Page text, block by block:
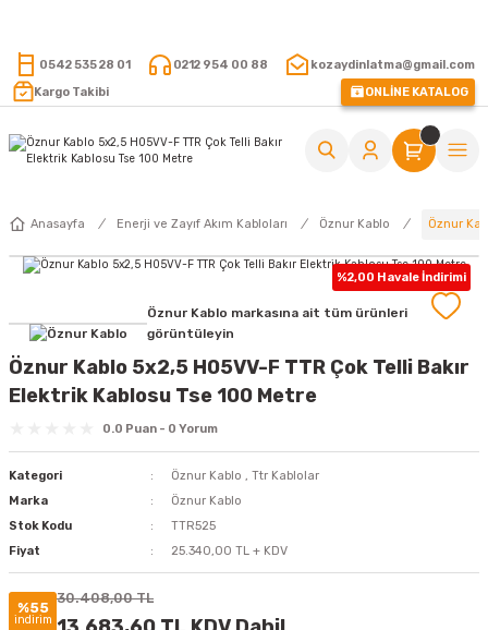
0542 535 28 01 0212 954 00 88
kozaydinlatma@gmail.com
Kargo Takibi
ONLİNE KATALOG
Anasayfa Enerji ve Zayıf Akım Kabloları Öznur Kablo Öznur
%2,00 Havale İndirimi
Öznur Kablo markasına ait tüm ürünleri
görüntüleyin
Öznur Kablo 5x2,5 H05VV-F TTR Çok Telli Bakır
Elektrik Kablosu Tse 100 Metre
0.0 Puan - 0 Yorum
Kategori Öznur Kablo , Ttr Kablolar
Marka
Öznur Kablo
Stok Kodu
TTR525
Fiyat
25.340,00 TL + KDV
%55
indirim
30.408,00 TL